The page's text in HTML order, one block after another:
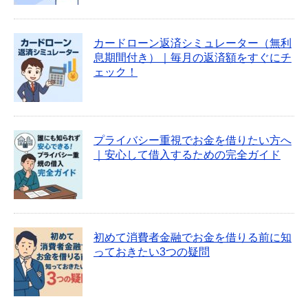
カードローン返済シミュレーター（無利
息期間付き）｜毎月の返済額をすぐにチ
ェック！
プライバシー重視でお金を借りたい方へ
｜安心して借入するための完全ガイド
初めて消費者金融でお金を借りる前に知
っておきたい3つの疑問